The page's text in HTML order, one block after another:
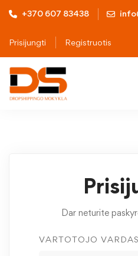
+370 607 83438
Prisijungti Registruotis
Dar neturite
VARTOTOJO